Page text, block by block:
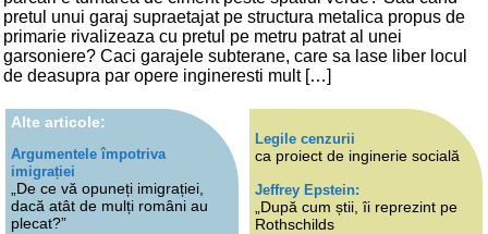
pretul unui garaj supraetajat pe structura metalica propus de
primarie rivalizeaza cu pretul pe metru patrat al unei
garsoniere? Caci garajele subterane, care sa lase liber locul
de deasupra par opere ingineresti mult […]
Alte articole:
Argumentele împotriva
imigrației
„De ce vă opuneți imigrației,
dacă atât de mulți români au
plecat?”
Legile cenzurii
ca proiect de inginerie socială
Jeffrey Epstein:
„După cum știi, îi reprezint pe
Rothschilds